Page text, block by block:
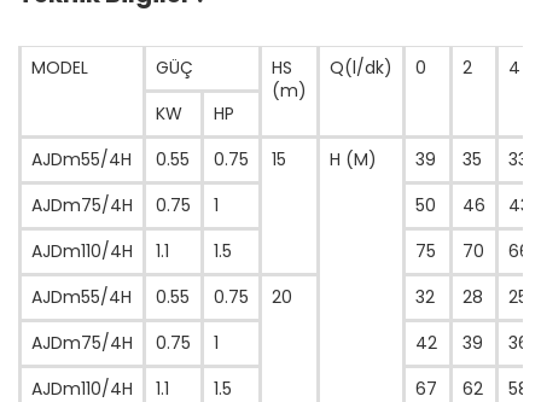
MODEL GÜÇ
HS
(m)
Q(l/dk) 0 2
4
KW
HP
AJDm55/4H
0.55 0.75 15 H (M) 39 35
33
AJDm75/4H
0.75 1 50 46
43
AJDm110/4H
1.1 1.5 75 70
66
AJDm55/4H
0.55 0.75 20 32 28
25
AJDm75/4H
0.75 1 42 39
36
AJDm110/4H
1.1 1.5 67 62
58